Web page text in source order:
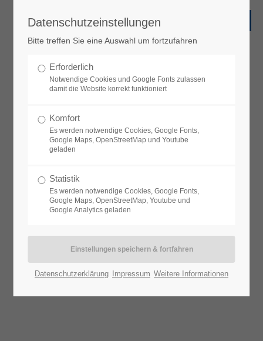
Datenschutzeinstellungen
Bitte treffen Sie eine Auswahl um fortzufahren
Erforderlich
Notwendige Cookies und Google Fonts zulassen
damit die Website korrekt funktioniert
Komfort
Es werden notwendige Cookies, Google Fonts,
Google Maps, OpenStreetMap und Youtube
geladen
Statistik
Es werden notwendige Cookies, Google Fonts,
Google Maps, OpenStreetMap, Youtube und
Google Analytics geladen
Datenschutzerklärung Impressum Weitere Informationen